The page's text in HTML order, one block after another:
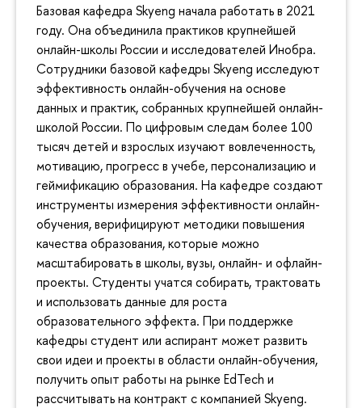
Базовая кафедра Skyeng начала работать в 2021
году. Она объединила практиков крупнейшей
онлайн-школы России и исследователей Инобра.
Сотрудники базовой кафедры Skyeng исследуют
эффективность онлайн-обучения на основе
данных и практик, собранных крупнейшей онлайн-
школой России. По цифровым следам более 100
тысяч детей и взрослых изучают вовлеченность,
мотивацию, прогресс в учебе, персонализацию и
геймификацию образования. На кафедре создают
инструменты измерения эффективности онлайн-
обучения, верифицируют методики повышения
качества образования, которые можно
масштабировать в школы, вузы, онлайн- и офлайн-
проекты. Студенты учатся собирать, трактовать
и использовать данные для роста
образовательного эффекта. При поддержке
кафедры студент или аспирант может развить
свои идеи и проекты в области онлайн-обучения,
получить опыт работы на рынке EdTech и
рассчитывать на контракт с компанией Skyeng.